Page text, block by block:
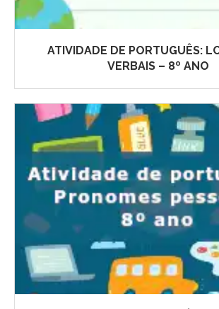
ATIVIDADE DE PORTUGUÊS:
VERBAIS – 8º ANO